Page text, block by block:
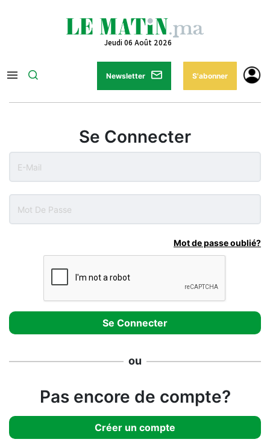
Jeudi 06 Août 2026
Newsletter S'abonner
Se Connecter
Mot de passe oublié?
ou
Pas encore de compte?
Créer un compte